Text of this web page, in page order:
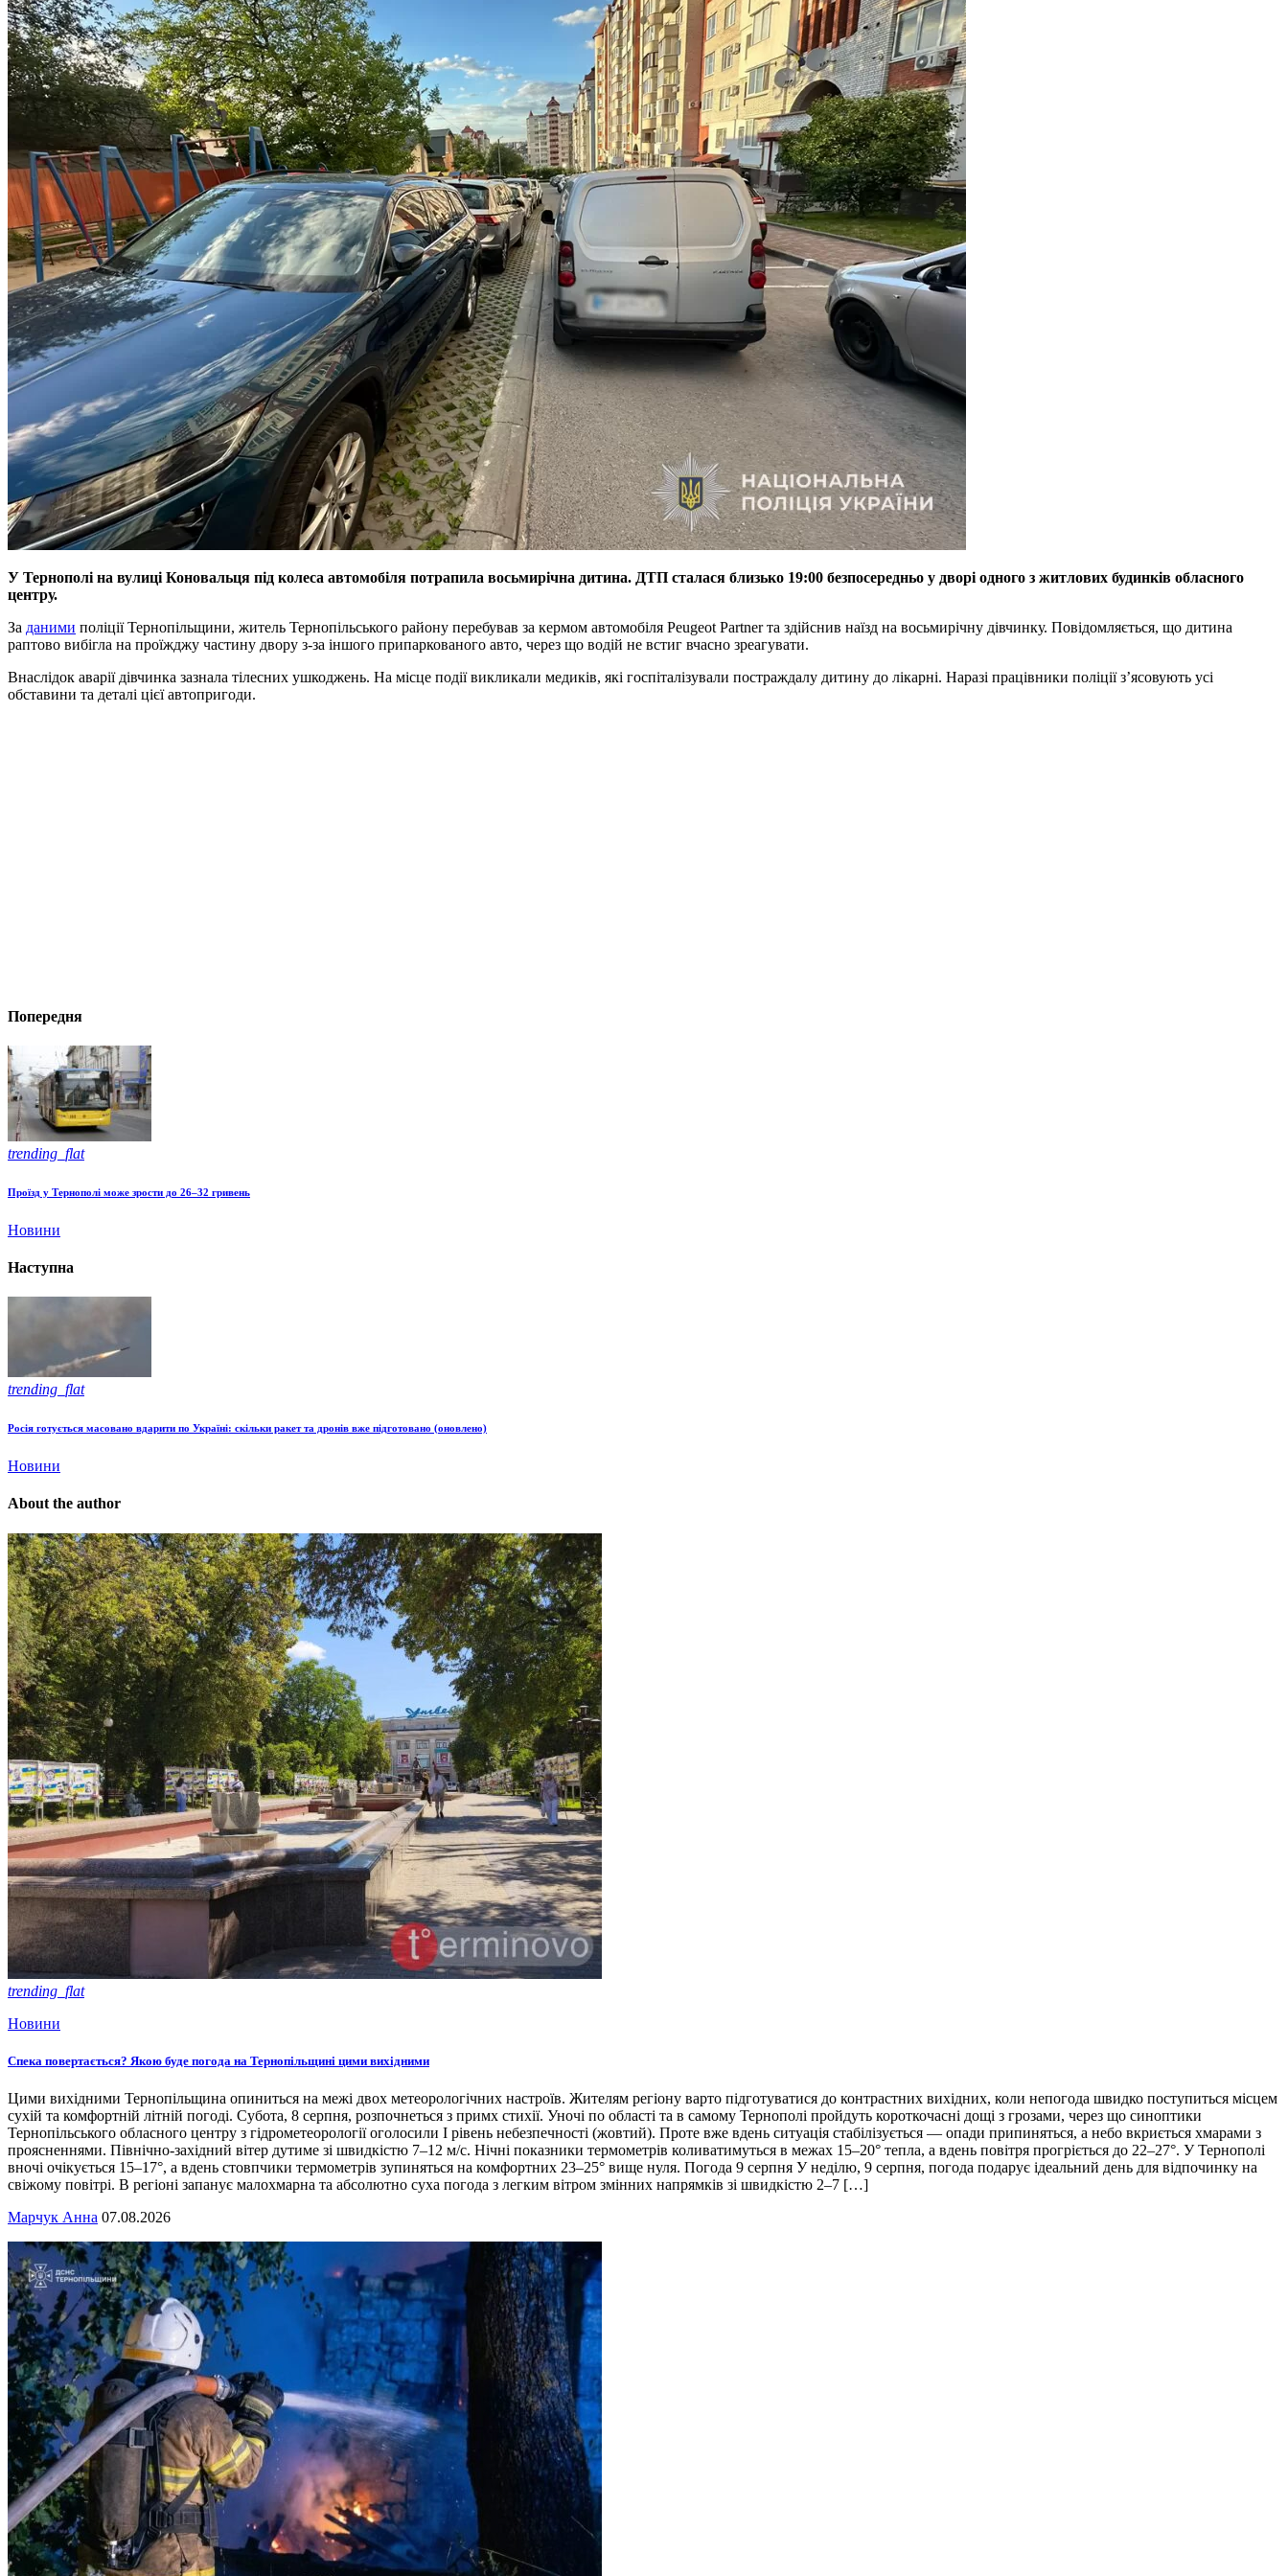
У Тернополі на вулиці Коновальця під колеса автомобіля потрапила восьмирічна дитина. ДТП сталася близько 19:00 безпосередньо у дворі одного з житлових будинків обласного
центру.
За даними поліції Тернопільщини, житель Тернопільського району перебував за кермом автомобіля Peugeot Partner та здійснив наїзд на восьмирічну дівчинку. Повідомляється, що дитина
раптово вибігла на проїжджу частину двору з-за іншого припаркованого авто, через що водій не встиг вчасно зреагувати.
Внаслідок аварії дівчинка зазнала тілесних ушкоджень. На місце події викликали медиків, які госпіталізували постраждалу дитину до лікарні. Наразі працівники поліції з’ясовують усі
обставини та деталі цієї автопригоди.
Попередня
trending_flat
Проїзд у Тернополі може зрости до 26–32 гривень
Новини
Наступна
trending_flat
Росія готується масовано вдарити по Україні: скільки ракет та дронів вже підготовано (оновлено)
Новини
About the author
trending_flat
Новини
Спека повертається? Якою буде погода на Тернопільщині цими вихідними
Цими вихідними Тернопільщина опиниться на межі двох метеорологічних настроїв. Жителям регіону варто підготуватися до контрастних вихідних, коли непогода швидко поступиться місцем
сухій та комфортній літній погоді. Субота, 8 серпня, розпочнеться з примх стихії. Уночі по області та в самому Тернополі пройдуть короткочасні дощі з грозами, через що синоптики
Тернопільського обласного центру з гідрометеорології оголосили І рівень небезпечності (жовтий). Проте вже вдень ситуація стабілізується — опади припиняться, а небо вкриється хмарами з
проясненнями. Північно-західний вітер дутиме зі швидкістю 7–12 м/с. Нічні показники термометрів коливатимуться в межах 15–20° тепла, а вдень повітря прогріється до 22–27°. У Тернополі
вночі очікується 15–17°, а вдень стовпчики термометрів зупиняться на комфортних 23–25° вище нуля. Погода 9 серпня У неділю, 9 серпня, погода подарує ідеальний день для відпочинку на
свіжому повітрі. В регіоні запанує малохмарна та абсолютно суха погода з легким вітром змінних напрямків зі швидкістю 2–7 […]
Марчук Анна 07.08.2026